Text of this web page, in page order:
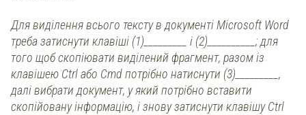
Для виділення всього тексту в документі Microsoft Word
треба затиснути клавіші (1)_________ і (2)__________; для
того щоб скопіювати виділений фрагмент, разом із
клавішею Ctrl або Cmd потрібно натиснути (3)_________,
далі вибрати документ, у який потрібно вставити
скопійовану інформацію, і знову затиснути клавішу Ctrl